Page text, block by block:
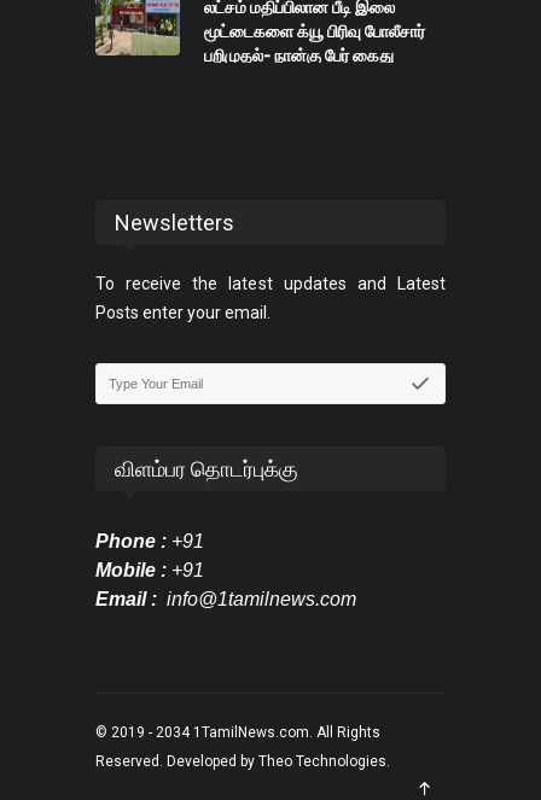
லட்சம் மதிப்பிலான பீடி இலை
மூட்டைகளை க்யூ பிரிவு போலீசார்
பறிமுதல்- நான்கு பேர் கைது
Newsletters
To receive the latest updates and Latest
Posts enter your email.
விளம்பர தொடர்புக்கு
Phone : +91
Mobile : +91
Email : info@1tamilnews.com
© 2019 - 2034 1TamilNews.com . All Rights
Reserved. Developed by Theo Technologies